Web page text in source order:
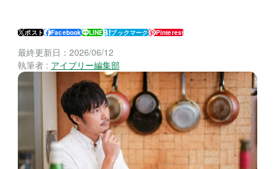
ポスト Facebook LINE ブックマーク Pinterest
最終更新日： 2026/06/12
執筆者 : アイブリー編集部